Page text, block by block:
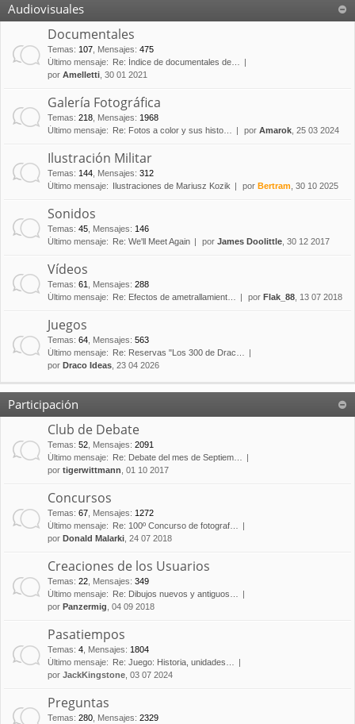
Audiovisuales
Documentales
Temas: 107 Mensajes: 475
Último mensaje:
Re: Índice de documentales de…
por Amelletti , 30 01 2021
Galería Fotográfica
Temas: 218 Mensajes: 1968
Último mensaje:
Re: Fotos a color y sus histo… por Amarok , 25 03 2024
Ilustración Militar
Temas: 144 Mensajes: 312
Último mensaje:
Ilustraciones de Mariusz Kozik por Bertram , 30 10 2025
Sonidos
Temas: 45 Mensajes: 146
Último mensaje:
Re: We'll Meet Again por James Doolittle , 30 12 2017
Vídeos
Temas: 61 Mensajes: 288
Último mensaje:
Re: Efectos de ametrallamient… por Flak_88 , 13 07 2018
Juegos
Temas: 64 Mensajes: 563
Último mensaje:
Re: Reservas "Los 300 de Drac…
por Draco Ideas , 23 04 2026
Participación
Club de Debate
Temas: 52 Mensajes: 2091
Último mensaje:
Re: Debate del mes de Septiem…
por tigerwittmann , 01 10 2017
Concursos
Temas: 67 Mensajes: 1272
Último mensaje:
Re: 100º Concurso de fotograf…
por Donald Malarki , 24 07 2018
Creaciones de los Usuarios
Temas: 22 Mensajes: 349
Último mensaje:
Re: Dibujos nuevos y antiguos…
por Panzermig , 04 09 2018
Pasatiempos
Temas: 4 Mensajes: 1804
Último mensaje:
Re: Juego: Historia, unidades…
por JackKingstone , 03 07 2024
Preguntas
Temas: 280 Mensajes: 2329